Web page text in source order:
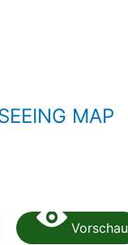
MAP
Vorschau